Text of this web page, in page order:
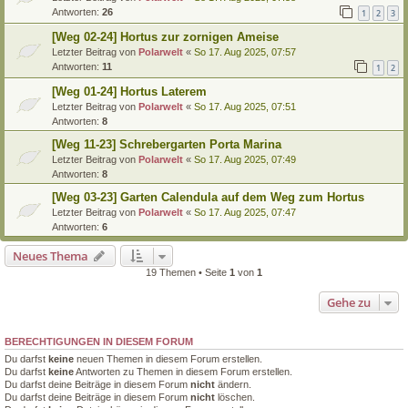
Antworten: 26 1 2 3
[Weg 02-24] Hortus zur zornigen Ameise
Letzter Beitrag von Polarwelt « So 17. Aug 2025, 07:57
Antworten: 11 1 2
[Weg 01-24] Hortus Laterem
Letzter Beitrag von Polarwelt « So 17. Aug 2025, 07:51
Antworten: 8
[Weg 11-23] Schrebergarten Porta Marina
Letzter Beitrag von Polarwelt « So 17. Aug 2025, 07:49
Antworten: 8
[Weg 03-23] Garten Calendula auf dem Weg zum Hortus
Letzter Beitrag von Polarwelt « So 17. Aug 2025, 07:47
Antworten: 6
Neues Thema
19 Themen • Seite 1 von 1
Gehe zu
BERECHTIGUNGEN IN DIESEM FORUM
Du darfst keine neuen Themen in diesem Forum erstellen.
Du darfst keineAntworten zu Themen in diesem Forum erstellen.
Du darfst deine Beiträge in diesem Forum nicht ändern.
Du darfst deine Beiträge in diesem Forum nicht löschen.